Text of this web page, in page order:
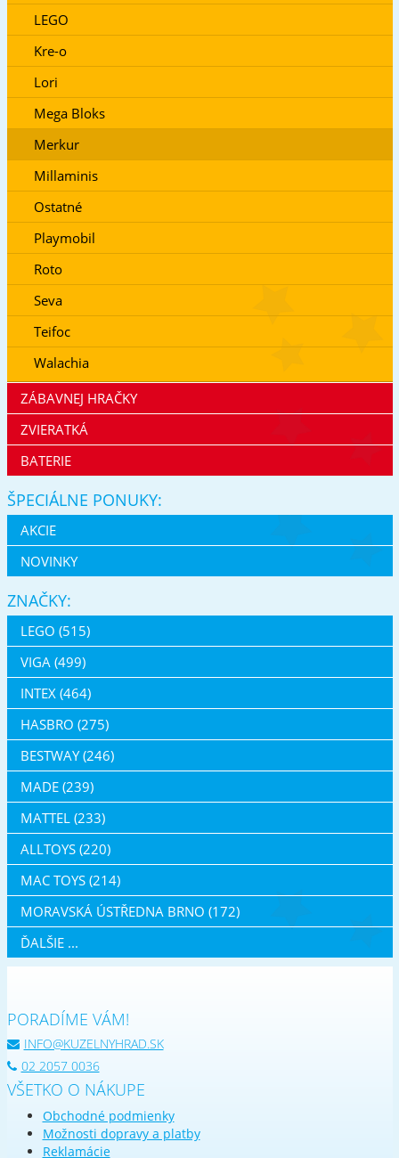
LEGO
Kre-o
Lori
Mega Bloks
Merkur
Millaminis
Ostatné
Playmobil
Roto
Seva
Teifoc
Walachia
ZÁBAVNEJ HRAČKY
ZVIERATKÁ
BATERIE
ŠPECIÁLNE PONUKY:
AKCIE
NOVINKY
ZNAČKY:
LEGO (515)
VIGA (499)
INTEX (464)
HASBRO (275)
BESTWAY (246)
MADE (239)
MATTEL (233)
ALLTOYS (220)
MAC TOYS (214)
MORAVSKÁ ÚSTŘEDNA BRNO (172)
ĎALŠIE ...
PORADÍME VÁM!
INFO@KUZELNYHRAD.SK
02 2057 0036
VŠETKO O NÁKUPE
Obchodné podmienky
Možnosti dopravy a platby
Reklamácie